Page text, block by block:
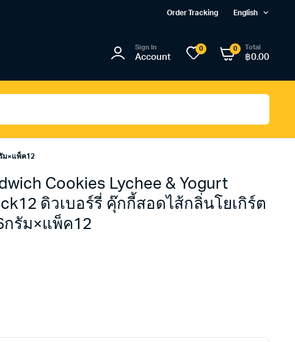
Order Tracking English
Sign In
Account
0 0 Total
฿0.00
ม×แพ็ค12
Cookies Lychee & Yogurt
ดิวเบอร์รี่ คุ๊กกี้สอดไส้กลิ่นโยเกิร์ต
กรัม×แพ็ค12